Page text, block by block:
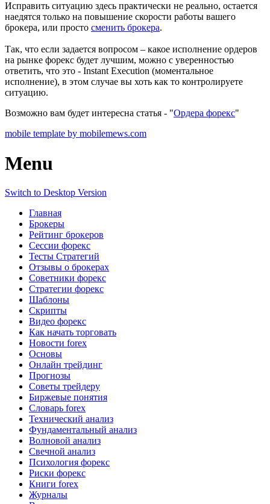
Исправить ситуацию здесь практически не реально, остается
наедятся только на повышение скорости работы вашего
брокера, или просто сменить брокера.
Так, что если задается вопросом – какое исполнение ордеров
на рынке форекс будет лучшим, можно с уверенностью
ответить, что это - Instant Execution (моментальное
исполнение), в этом случае вы хоть как то контролируете
ситуацию.
Возможно вам будет интересна статья - "Ордера форекс"
mobile template by mobilemews.com
Menu
Switch to Desktop Version
Главная
Брокеры
Рейтинг брокеров
Сессии форекс
Тесты Стратегий
Отзывы о брокерах
Советники форекс
Стратегии форекс
Шаблоны
Скрипты
Видео форекс
Как начать торговать
Новости forex
Основы
Онлайн трейдинг
Прогнозы
Советы трейдеру
Биржевые понятия
Словарь forex
Технический анализ
Фундаментальный анализ
Волновой анализ
Свечной анализ
Психология форекс
Риски форекс
Книги forex
Журналы